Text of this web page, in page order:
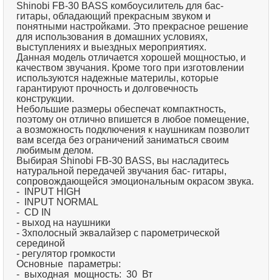
Shinobi FB-30 BASS комбоусилитель для бас-
гитары, обладающий прекрасным звуком и
понятными настройками. Это прекрасное решение
для использования в домашних условиях,
выступлениях и выездных мероприятиях.
Данная модель отличается хорошей мощностью, и
качеством звучания. Кроме того при изготовлении
используются надежные материлы, которые
гарантируют прочность и долговечность
конструкции.
Небольшие размеры обеспечат компактность,
поэтому он отлично впишется в любое помещение,
а возможность подключения к наушникам позволит
вам всегда без ограничений заниматься своим
любимым делом.
Выбирая Shinobi FB-30 BASS, вы насладитесь
натуральной передачей звучания бас- гитары,
сопровождающейся эмоциональным окрасом звука.
- INPUT HIGH
- INPUT NORMAL
- CD IN
- выход на наушники
- 3хполосный эквалайзер с парометрической
серединой
- регулятор громкости
Основные параметры:
- выходная мощность: 30 Вт